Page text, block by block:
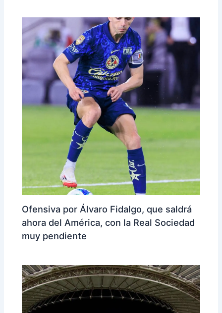
Ofensiva por Álvaro Fidalgo, que saldrá
ahora del América, con la Real Sociedad
muy pendiente